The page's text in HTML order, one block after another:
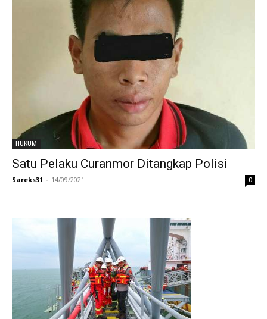
HUKUM
Satu Pelaku Curanmor Ditangkap Polisi
Sareks31 - 14/09/2021 0